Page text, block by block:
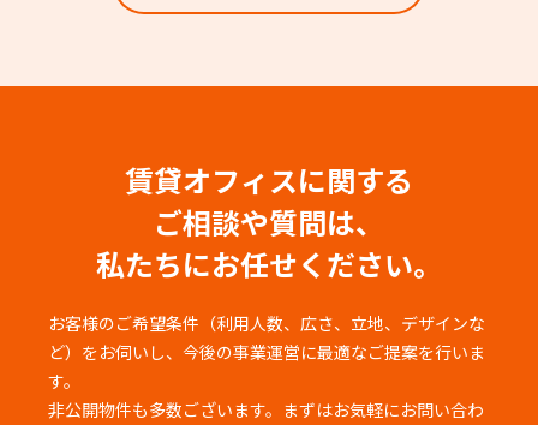
賃貸オフィスに関する
ご相談や質問は、
私たちにお任せください。
お客様のご希望条件（利用人数、広さ、立地、デザインな
ど）をお伺いし、 今後の事業運営に最適なご提案を行いま
す。
非公開物件も多数ございます。まずはお気軽にお問い合わ